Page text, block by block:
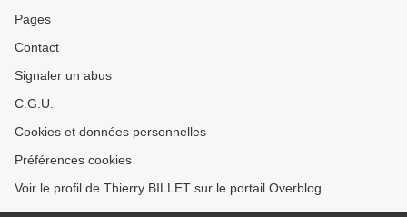
Pages
Contact
Signaler un abus
C.G.U.
Cookies et données personnelles
Préférences cookies
Voir le profil de Thierry BILLET sur le portail Overblog